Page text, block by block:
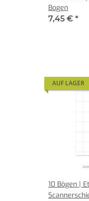
Bogen
7,45 € *
AUF LAGER
10 Bögen |